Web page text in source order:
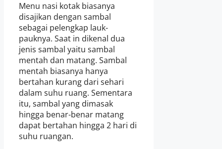
Menu nasi kotak biasanya
disajikan dengan sambal
sebagai pelengkap lauk-
pauknya. Saat in dikenal dua
jenis sambal yaitu sambal
mentah dan matang. Sambal
mentah biasanya hanya
bertahan kurang dari sehari
dalam suhu ruang. Sementara
itu, sambal yang dimasak
hingga benar-benar matang
dapat bertahan hingga 2 hari di
suhu ruangan.